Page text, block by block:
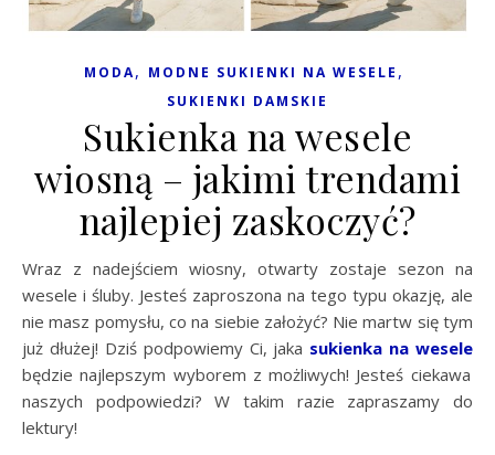
MODA, MODNE SUKIENKI NA WESELE ,
SUKIENKI DAMSKIE
Sukienka na wesele
wiosną – jakimi trendami
najlepiej zaskoczyć?
Wraz z nadejściem wiosny, otwarty zostaje sezon na
wesele i śluby. Jesteś zaproszona na tego typu okazję, ale
nie masz pomysłu, co na siebie założyć? Nie martw się tym
już dłużej! Dziś podpowiemy Ci, jaka sukienka na wesele
będzie najlepszym wyborem z możliwych! Jesteś ciekawa
naszych podpowiedzi? W takim razie zapraszamy do
lektury!